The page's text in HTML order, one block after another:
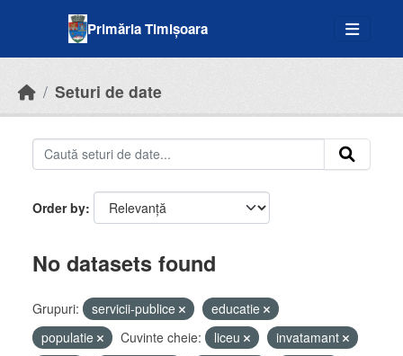
Primăria Timișoara
Seturi de date
Order by
No datasets found
Grupuri: servicii-publice
educatie
populatie
Cuvinte cheie: liceu
invatamant